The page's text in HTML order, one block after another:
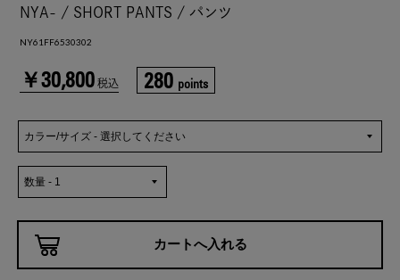
NYA- / SHORT PANTS / パンツ
NY61FF6530302
￥30,800 税込 280 points